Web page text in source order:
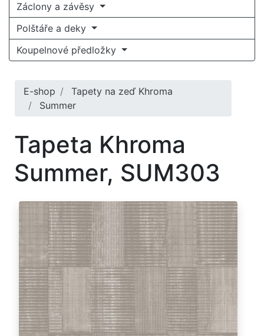
Záclony a závěsy
Polštáře a deky
Koupelnové předložky
E-shop
Tapety na zeď Khroma
Summer
Tapeta Khroma
Summer, SUM303